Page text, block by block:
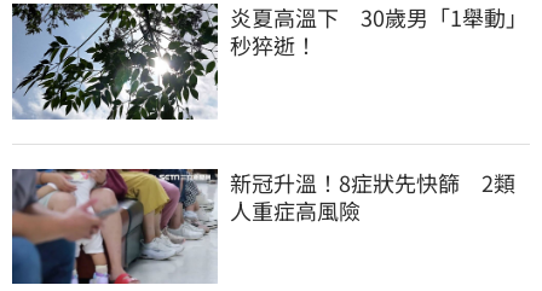
炎夏高溫下　30歲男「1舉動」
秒猝逝！
新冠升溫！8症狀先快篩　2類
人重症高風險